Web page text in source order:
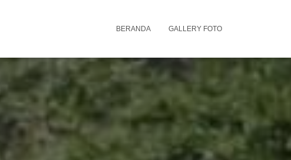
BERANDA GALLERY FOTO